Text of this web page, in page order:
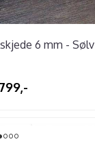
6 mm - Sølv